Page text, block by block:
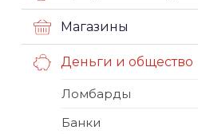
Магазины
Деньги и общество
Ломбарды
Банки